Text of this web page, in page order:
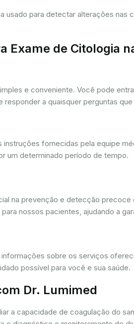
usado para detectar alterações
Exame de Citologia
e conveniente. Você pode
responder a quaisquer perguntas
fornecidas pela equipe
um determinado período de tempo.
na prevenção e detecção
nossos pacientes, ajudando a
sobre os serviços
possível para você e sua saúde.
Dr. Lumimed
a capacidade de coagulação do